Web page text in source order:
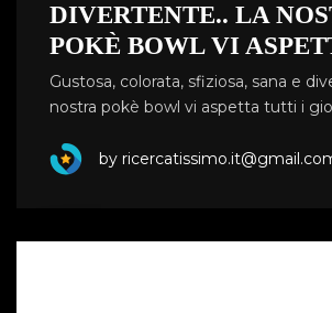
DIVERTENTE.. LA
POKÈ BOWL VI
Gustosa, colorata, sfiziosa, sana e
nostra pokè bowl vi aspetta tutti i
by